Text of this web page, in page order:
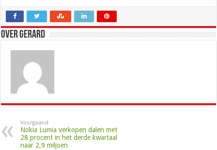
Over Gerard
Voorgaand
Nokia Lumia verkopen dalen met
28 procent in het derde kwartaal
naar 2,9 miljoen